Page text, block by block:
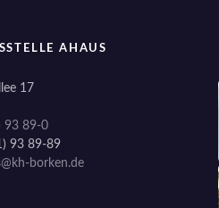
AHAUS
17
93 89-0
93 89-89
borken.de